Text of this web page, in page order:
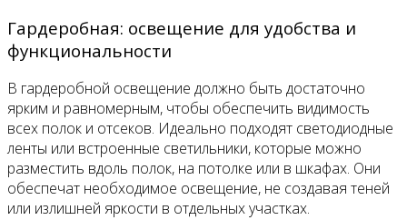
Гардеробная: освещение для удобства и
функциональности
В гардеробной освещение должно быть достаточно
ярким и равномерным, чтобы обеспечить видимость
всех полок и отсеков. Идеально подходят светодиодные
ленты или встроенные светильники, которые можно
разместить вдоль полок, на потолке или в шкафах. Они
обеспечат необходимое освещение, не создавая теней
или излишней яркости в отдельных участках.